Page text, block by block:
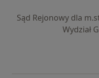
Sąd Rejonowy dla
Wydział